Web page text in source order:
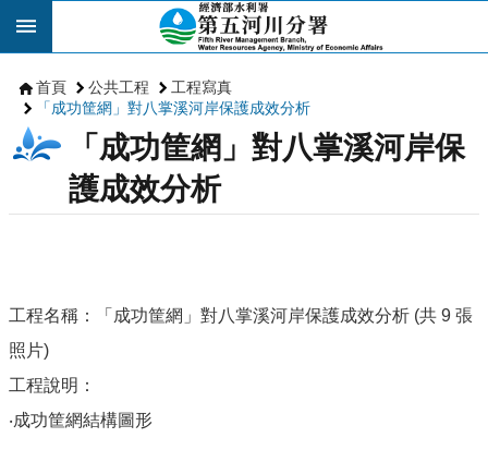
跳到主要內容區塊
首頁 公共工程
工程寫真
「成功筐網」對八掌溪河岸保護成效分析
「成功筐網」對八掌溪河岸保
護成效分析
工程名稱：「成功筐網」對八掌溪河岸保護成效分析 (共 9 張
照片)
工程說明：
‧成功筐網結構圖形